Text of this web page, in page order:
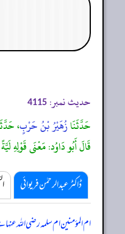
حدیث نمبر: 4115
حَدَّثَنَازُهَيْرُ بْنُ حَرْبٍ،
قَالَ أَبُو دَاوُد: مَعْنَى قَوْلِهِ
ڈاکٹر عبدالرحمٰن فریوائی
ام المؤمنین ام سلمہ رضی اللہ